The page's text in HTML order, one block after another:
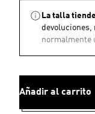
La talla
devoluciones,
normalmente
Añadir al carrito